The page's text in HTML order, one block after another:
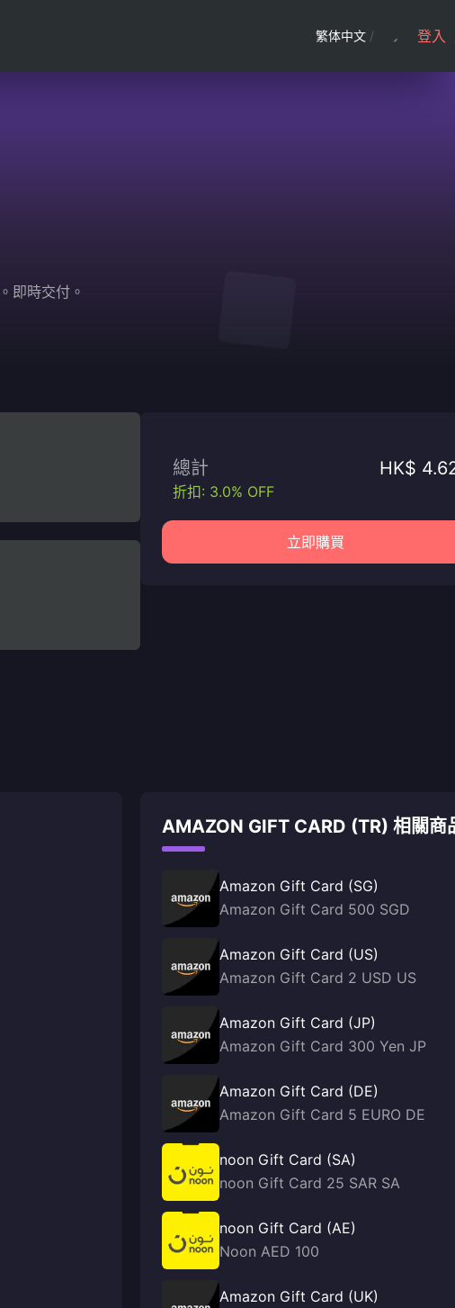
繁体中文 / 登入
即時交付。
總計 HK$
折扣: 3.0% OFF
立即購買
AMAZON GIFT CARD (TR) 相關商
Amazon Gift Card (SG)
Amazon Gift Card 500 SGD
Amazon Gift Card (US)
Amazon Gift Card 2 USD US
Amazon Gift Card (JP)
Amazon Gift Card 300 Yen JP
Amazon Gift Card (DE)
Amazon Gift Card 5 EURO DE
noon Gift Card (SA)
noon Gift Card 25 SAR SA
noon Gift Card (AE)
Noon AED 100
Amazon Gift Card (UK)